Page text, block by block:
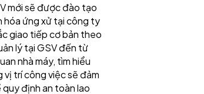
mới sẽ được đào tạo
hóa ứng xử tại công ty
giao tiếp cơ bản theo
lý tại GSV đến từ
nhà máy, tìm hiểu
trí công việc sẽ đảm
định an toàn lao